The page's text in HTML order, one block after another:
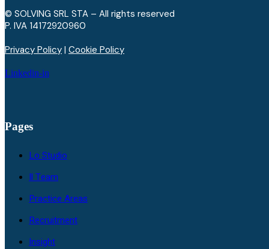
© SOLVING SRL STA – All rights reserved
P. IVA ​14172920960
Privacy Policy | Cookie Policy
Linkedin-in
Pages
Lo Studio
Il Team
Practice Areas
Recruitment
Insight